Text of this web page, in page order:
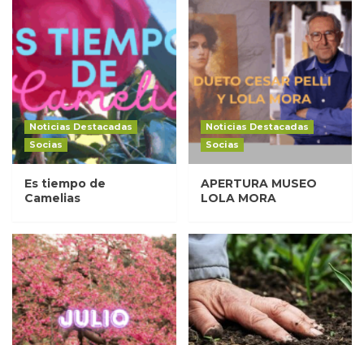
Noticias Destacadas
Socias
Es tiempo de
Camelias
Noticias Destacadas
Socias
APERTURA MUSEO
LOLA MORA